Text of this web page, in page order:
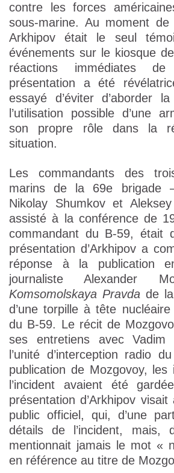
contre les forces
sous-marine. Au moment de
Arkhipov était le seul
événements sur le kiosque
réactions immédiates
présentation a été
essayé d’éviter d’aborder
l’utilisation possible d’une
son propre rôle dans la
situation.
Les commandants des
marins de la 69e brigade
Nikolay Shumkov et
assisté à la conférence de
commandant du B-59, était
présentation d’Arkhipov a
réponse à la publication
journaliste Alexander
Komsomolskaya Pravda de
d’une torpille à tête
du B-59. Le récit de
ses entretiens avec
l’unité d’interception radio
publication de Mozgovoy, les
l’incident avaient été
présentation d’Arkhipov
public officiel, qui, d’une
détails de l’incident, mais,
mentionnait jamais le mot «
en référence au titre de